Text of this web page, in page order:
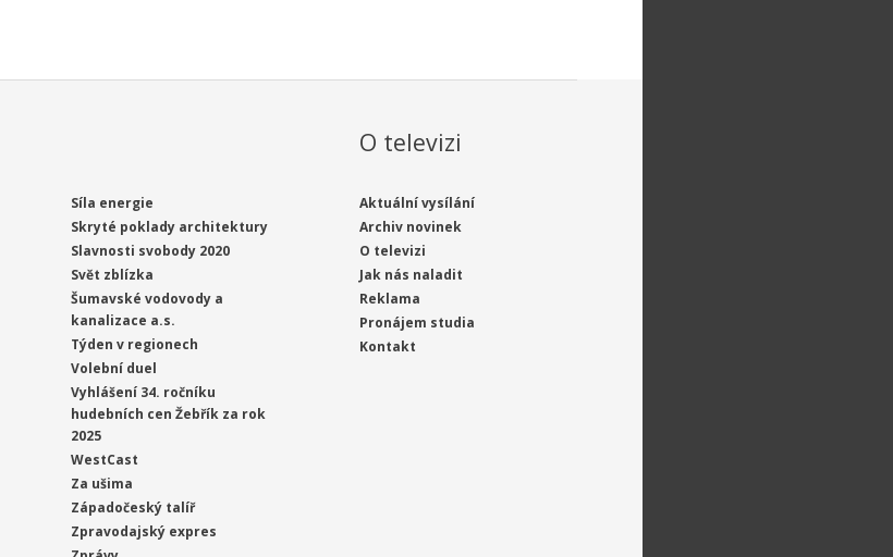
Síla energie
Skryté poklady architektury
Slavnosti svobody 2020
Svět zblízka
Šumavské vodovody a
kanalizace a.s.
Týden v regionech
Volební duel
Vyhlášení 34. ročníku
hudebních cen Žebřík za rok
2025
WestCast
Za ušima
Západočeský talíř
Zpravodajský expres
O televizi
Aktuální vysílání
Archiv novinek
O televizi
Jak nás naladit
Reklama
Pronájem studia
Kontakt